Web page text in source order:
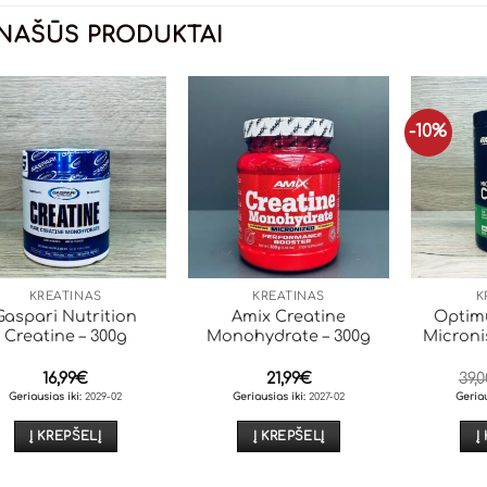
PRODUKTAI
KREATINAS
Nutrition
Creatine – 300g
16,99€
Geriausias iki:2029-02
Į KREPŠELĮ
KREATINAS
Amix Creatine
Monohydrate – 300g
21,99€
Geriausias iki:2027-02
Į KREPŠELĮ
-10%